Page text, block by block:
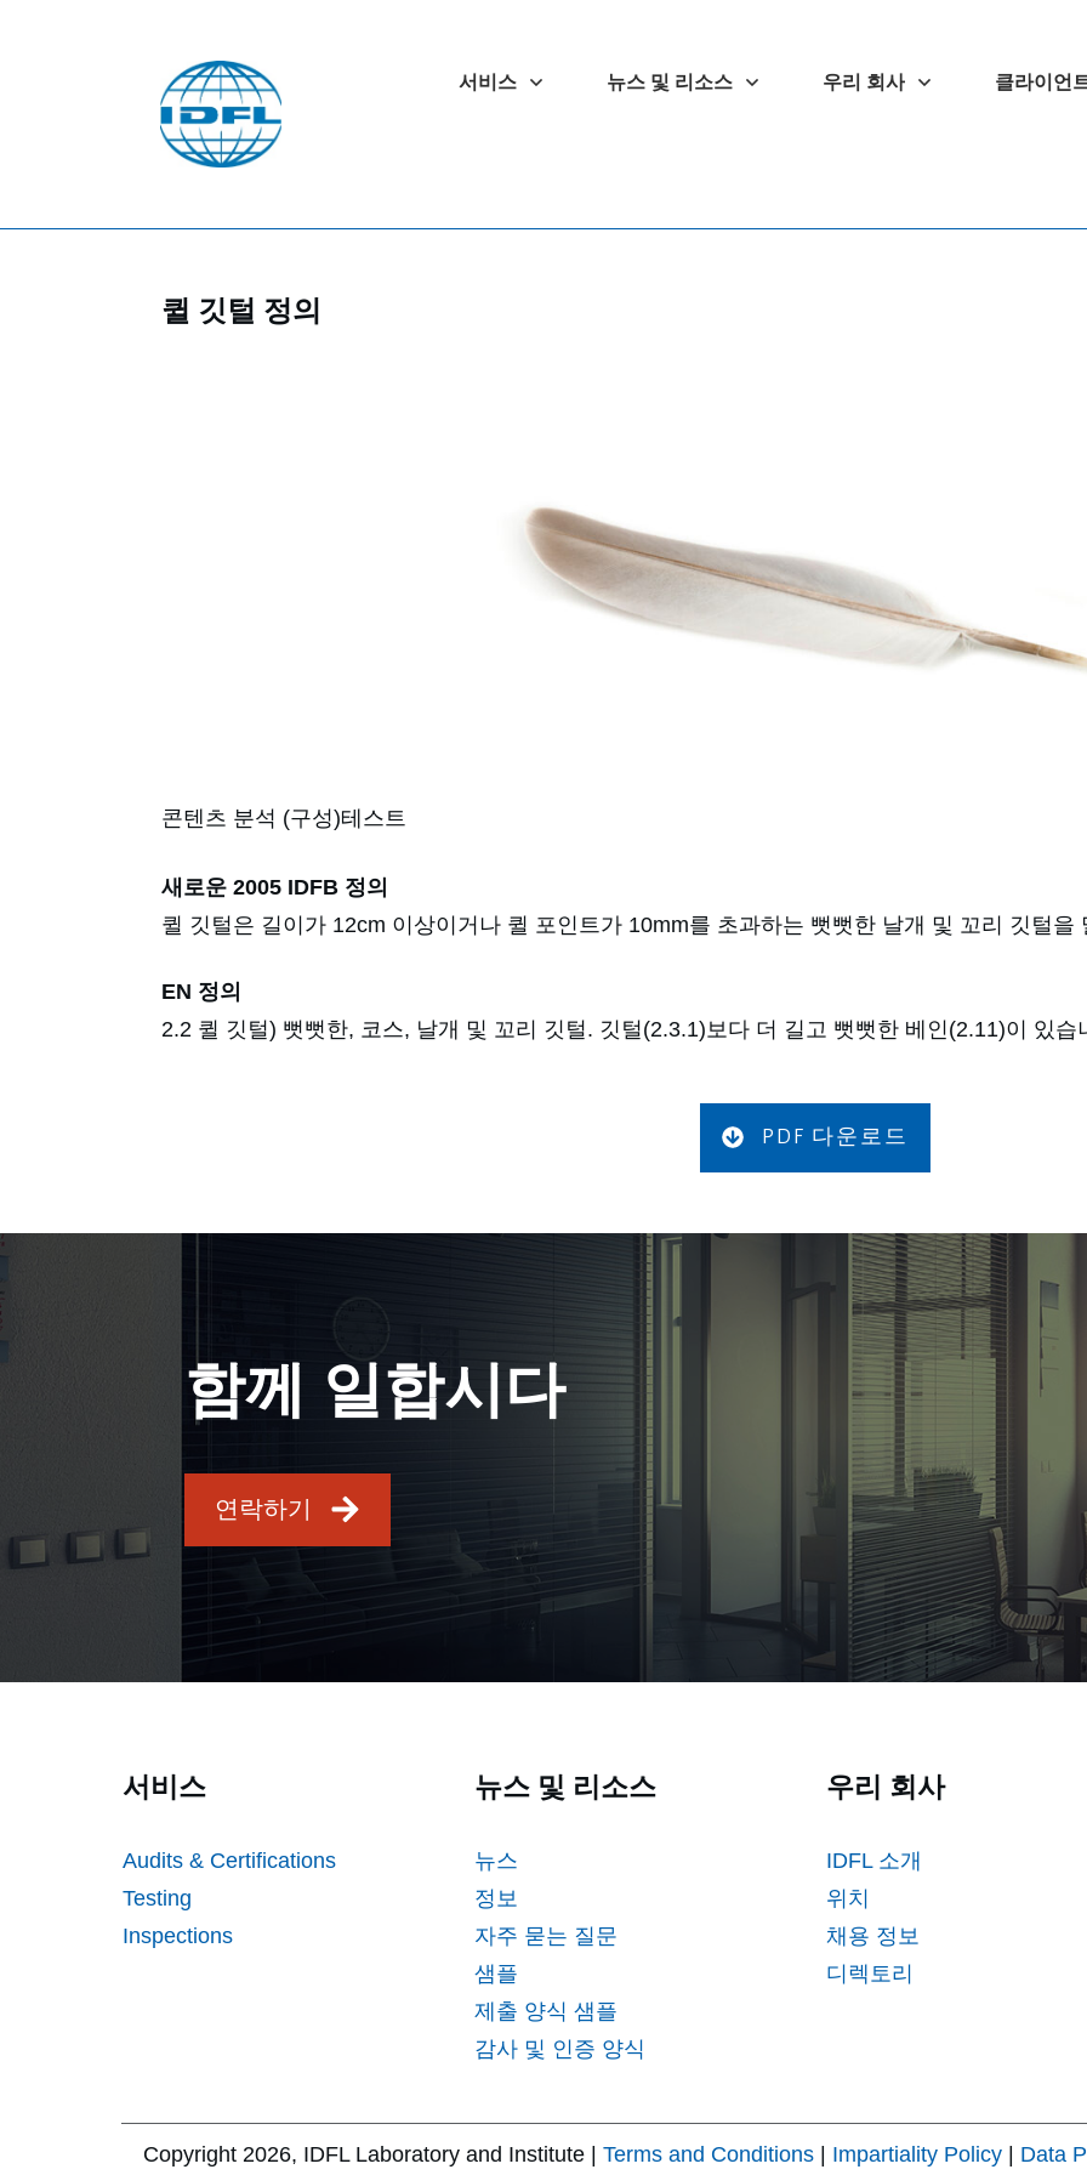
서비스 뉴스 및 리소스 우리 회사 클라이언
퀼 깃털 정의
콘텐츠 분석 (구성)테스트
새로운 2005 IDFB 정의
퀼 깃털은 길이가 12cm 이상이거나 퀼 포인트가 10mm를 초과하는 뻣뻣한 날개 및 꼬리 깃털을
EN 정의
2.2 퀼 깃털) 뻣뻣한, 코스, 날개 및 꼬리 깃털. 깃털(2.3.1)보다 더 길고 뻣뻣한 베인(2.11)이 있습
PDF 다운로드
함께 일합시다
연락하기
서비스
Audits & Certifications
Testing
Inspections
뉴스 및 리소스
뉴스
정보
자주 묻는 질문
샘플
제출 양식 샘플
감사 및 인증 양식
우리 회사
IDFL 소개
위치
채용 정보
디렉토리
Copyright 2026, IDFL Laboratory and Institute | Terms and Conditions| Impartiality Policy| Data